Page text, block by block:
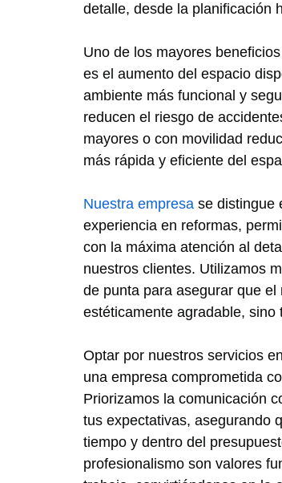
detalle, desde la planificación
Uno de los mayores
es el aumento del espacio
ambiente más funcional y
reducen el riesgo de
mayores o con movilidad
más rápida y eficiente del
Nuestra empresa se distingue
experiencia en reformas,
con la máxima atención al
nuestros clientes. Utilizamos
de punta para asegurar que
estéticamente agradable, sino
Optar por nuestros servicios
una empresa comprometida
Priorizamos la comunicación
tus expectativas, asegurando
tiempo y dentro del
profesionalismo son valores